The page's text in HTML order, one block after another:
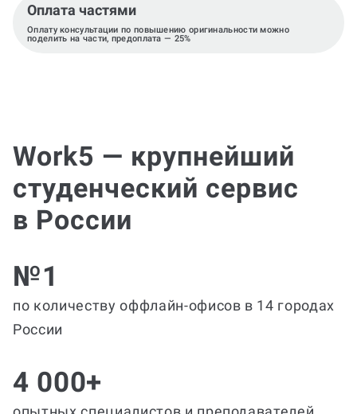
Оплата частями
Оплату консультации по повышению оригинальности можно
поделить на части, предоплата — 25%
Work5 — крупнейший
студенческий сервис
в России
№1
по количеству оффлайн-офисов в 14 городах
России
4 000+